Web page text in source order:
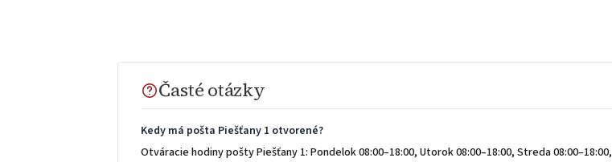
Časté otázky
Kedy má pošta Piešťany 1 otvorené?
Otváracie hodiny pošty Piešťany 1: Pondelok 08:00–18:00, Utorok 08:00–18:00, Streda 08:00–18:00,